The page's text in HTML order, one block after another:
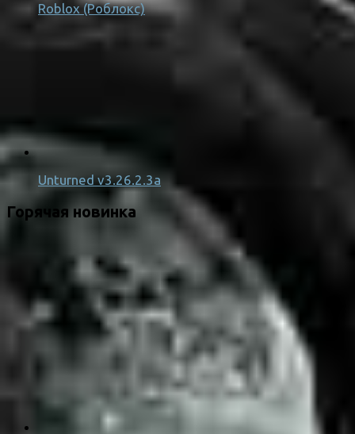
Roblox (Роблокс)
Unturned v3.26.2.3a
Горячая новинка